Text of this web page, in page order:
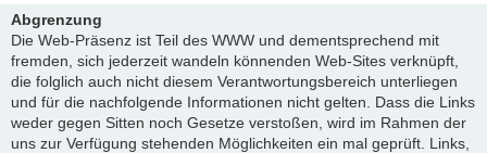
Abgrenzung
Die Web-Präsenz ist Teil des WWW und dementsprechend mit
fremden, sich jederzeit wandeln könnenden Web-Sites verknüpft,
die folglich auch nicht diesem Verantwortungsbereich unterliegen
und für die nachfolgende Informationen nicht gelten. Dass die Links
weder gegen Sitten noch Gesetze verstoßen, wird im Rahmen der
uns zur Verfügung stehenden Möglichkeiten ein mal geprüft. Links,